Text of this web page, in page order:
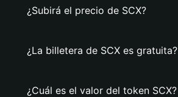
¿Subirá el precio de SCX?
¿La billetera de SCX es gratuita?
¿Cuál es el valor del token SCX?